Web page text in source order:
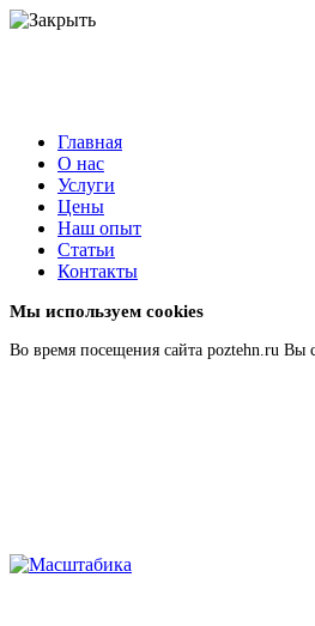
Главная
О нас
Услуги
Цены
Наш опыт
Статьи
Контакты
Мы используем cookies
Во время посещения сайта poztehn.ru Вы